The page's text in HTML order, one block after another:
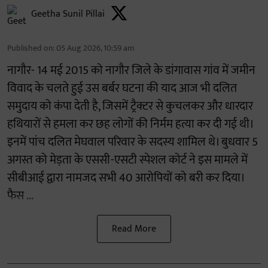
Geetha Sunil Pillai
Published on: 05 Aug 2026, 10:59 am
नागौर- 14 मई 2015 को नागौर जिले के डांगावास गांव में जमीन
विवाद के चलते हुई उस बर्बर घटना की याद आज भी दलित
समुदाय को कंपा देती है, जिसमें ट्रैक्टर से कुचलकर और धारदार
हथियारों से हमला कर छह लोगों की निर्मम हत्या कर दी गई थी।
इनमें पांच दलित मेघवाल परिवार के सदस्य शामिल थे। बुधवार 5
अगस्त को मेड़ता के एससी-एसटी स्पेशल कोर्ट ने इस मामले में
सीबीआई द्वारा नामजद सभी 40 आरोपियों को बरी कर दिया।
फैस ...
Read More